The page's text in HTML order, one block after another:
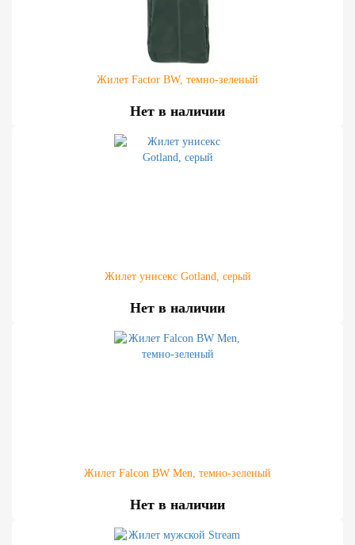
Жилет Factor BW, темно-зеленый
Нет в наличии
Жилет унисекс Gotland, серый
Нет в наличии
Жилет Falcon BW Men, темно-зеленый
Нет в наличии